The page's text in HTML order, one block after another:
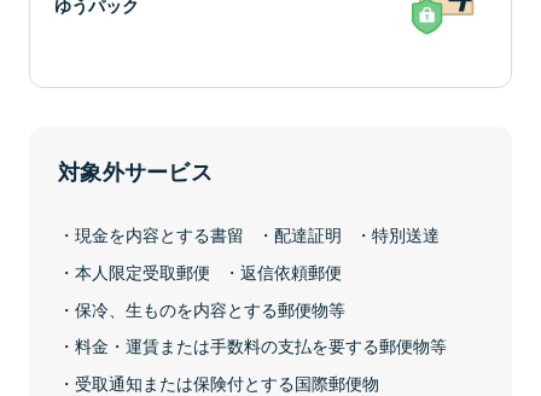
対象外サービス
現金を内容とする書留 配達証明
特別送達
本人限定受取郵便
返信依頼郵便
保冷、生ものを内容とする郵便物等
料金・運賃または手数料の支払を要する郵便物等
受取通知または保険付とする国際郵便物